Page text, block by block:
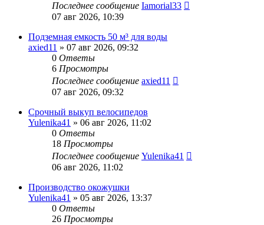
Последнее сообщение Iamorial33
07 авг 2026, 10:39
Подземная емкость 50 м³ для воды
axied11 » 07 авг 2026, 09:32
0 Ответы
6 Просмотры
Последнее сообщение axied11
07 авг 2026, 09:32
Срочный выкуп велосипедов
Yulenika41 » 06 авг 2026, 11:02
0 Ответы
18 Просмотры
Последнее сообщение Yulenika41
06 авг 2026, 11:02
Производство окожушки
Yulenika41 » 05 авг 2026, 13:37
0 Ответы
26 Просмотры